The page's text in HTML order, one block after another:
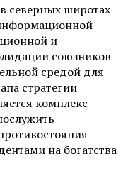
северных широтах
и
союзников
средой для
стратегии
комплекс
на богатства